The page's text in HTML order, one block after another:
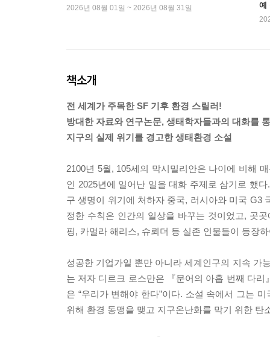
2026년 08월 01일 ~ 2026년 08월 31일
예
책소개
전 세계가 주목한 SF 기후 환경 스릴러!
방대한 자료와 연구논문, 생태학자들과의 대화를
지구의 실제 위기를 경고한 생태환경 소설
2100년 5월, 105세의 막시밀리안은 나이에 비해
인 2025년에 일어난 일을 대화 주제로 삼기로 했
구 생명이 위기에 처하자 중국, 러시아와 미국 G3
정한 수칙은 인간의 일상을 바꾸는 것이었고, 곳
핑, 카멀라 해리스, 슈뢰더 등 실존 인물들이 등장
성공한 기업가일 뿐만 아니라 세계인구의 지속 가
는 저자 디르크 로스만은 『문어의 아홉 번째 다
은 “우리가 변해야 한다”이다. 소설 속에서 그는
위해 환경 동맹을 맺고 지구온난화를 막기 위한